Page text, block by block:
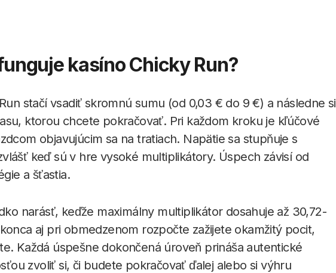
kasíno Chicky Run?
stačí vsadiť skromnú sumu (od 0,03 € do 9 €) a následne si
ktorou chcete pokračovať. Pri každom kroku je kľúčové
objavujúcim sa na tratiach. Napätie sa stupňuje s
keď sú v hre vysoké multiplikátory. Úspech závisí od
a šťastia.
narásť, keďže maximálny multiplikátor dosahuje až 30,72-
aj pri obmedzenom rozpočte zažijete okamžitý pocit,
Každá úspešne dokončená úroveň prináša autentické
zvoliť si, či budete pokračovať ďalej alebo si výhru